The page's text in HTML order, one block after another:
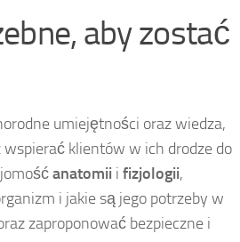
aby zostać
umiejętności oraz wiedza,
klientów w ich drodze do
anatomii i fizjologii,
i jakie są jego potrzeby w
zaproponować bezpieczne i